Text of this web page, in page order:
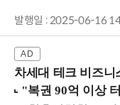
발행일 : 2025-06-16
차세대 테크 비즈니스의 치트